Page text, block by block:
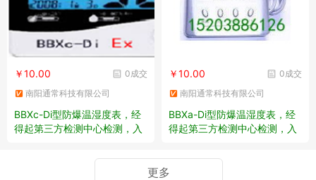
0成交
￥10.00
南阳通常科技有限公司
BBXc-Di型防爆温湿度表，经
得起第三方检测中心检测，入
0成交
￥10.00
南阳通常科技有限公司
BBXa-Di型防爆温湿度表，经
得起第三方检测中心检测，入
更多